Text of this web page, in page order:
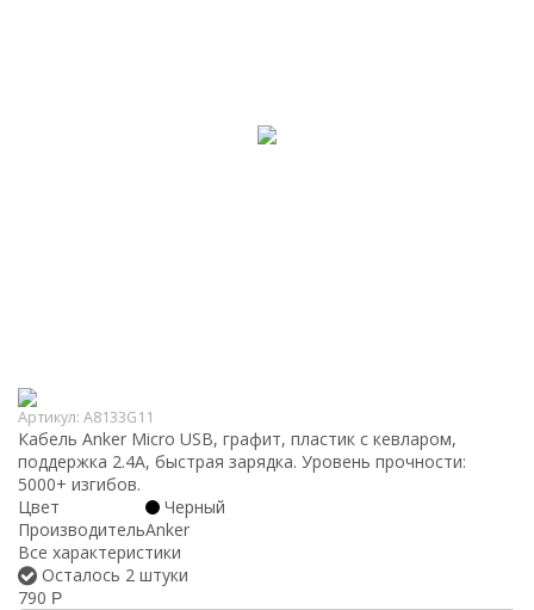
Артикул: A8133G11
Кабель Anker Micro USB, графит, пластик с кевларом,
поддержка 2.4А, быстрая зарядка. Уровень прочности:
5000+ изгибов.
Цвет
Черный
ПроизводительAnker
Все характеристики
Осталось 2 штуки
790 Р